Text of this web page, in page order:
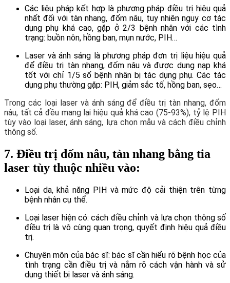
Các liệu pháp kết hợp là phương pháp điều trị hiệu quả
nhất đối với tàn nhang, đốm nâu, tuy nhiên nguy cơ tác
dụng phụ khá cao, gặp ở 2/3 bệnh nhân với các tình
trạng: buồn nôn, hồng ban, mụn nước, PIH…
Laser và ánh sáng là phương pháp đơn trị liệu hiệu quả
để điều trị tàn nhang, đốm nâu và được dung nạp khá
tốt với chỉ 1/5 số bệnh nhân bị tác dụng phụ. Các tác
dụng phụ thường gặp: PIH, giảm sắc tố, hồng ban, sẹo…
Trong các loại laser và ánh sáng để điều trị tàn nhang, đốm
nâu, tất cả đều mang lại hiệu quả khá cao (75-93%), tỷ lệ PIH
tùy vào loại laser, ánh sáng, lựa chọn mẫu và cách điều chỉnh
thông số.
7. Điều trị đốm nâu, tàn nhang bằng tia
laser tùy thuộc nhiều vào:
Loại da, khả năng PIH và mức độ cải thiện trên từng
bệnh nhân cụ thể.
Loại laser hiện có: cách điều chỉnh và lựa chọn thông số
điều trị là vô cùng quan trọng, quyết định hiệu quả điều
trị.
Chuyên môn của bác sĩ: bác sĩ cần hiểu rõ bệnh học của
tình trạng cần điều trị và nắm rõ cách vận hành và sử
dụng thiết bị laser và ánh sáng.